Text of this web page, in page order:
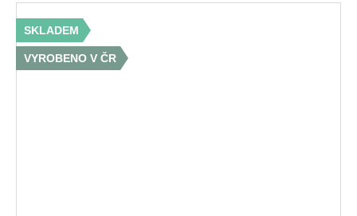
SKLADEM
VYROBENO V ČR